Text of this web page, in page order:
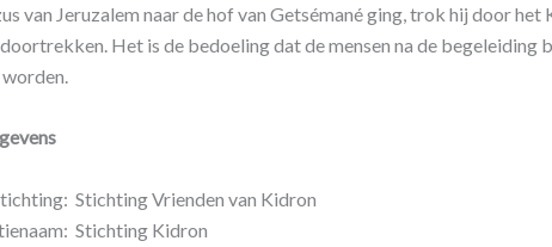
van Jeruzalem naar de hof van Getsémané ging, trok hij door het
doortrekken. Het is de bedoeling dat de mensen na de
Stichting Vrienden van Kidron
Stichting Kidron